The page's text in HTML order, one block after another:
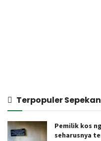
Terpopuler Sepekan
Pemilik kos
seharusnya